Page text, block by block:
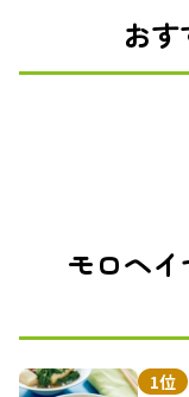
お
モロヘ
1位